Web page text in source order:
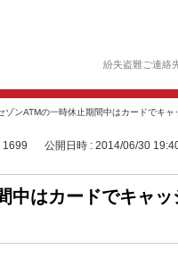
紛失盗難ご連絡
ゾンATMの一時休止期間中はカードでキ
1699 公開日時 : 2014/06/30
中はカードでキャ